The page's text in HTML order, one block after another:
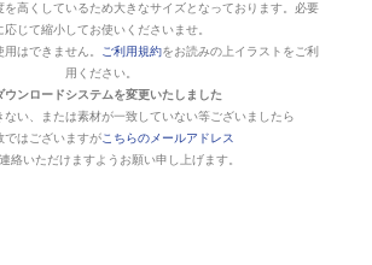
高くしているため大きなサイズとなっております。必要
応じて縮小してお使いくださいませ。
はできません。
ご利用規約をお読みの上イラストをご利
用ください。
ンロードシステムを変更いたしました
ない、または素材が一致していない等ございましたら
ではございますがこちらのメールアドレス
絡いただけますようお願い申し上げます。